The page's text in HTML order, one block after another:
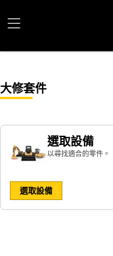
大修套件
選取設備
以尋找適合的零件。
選取設備